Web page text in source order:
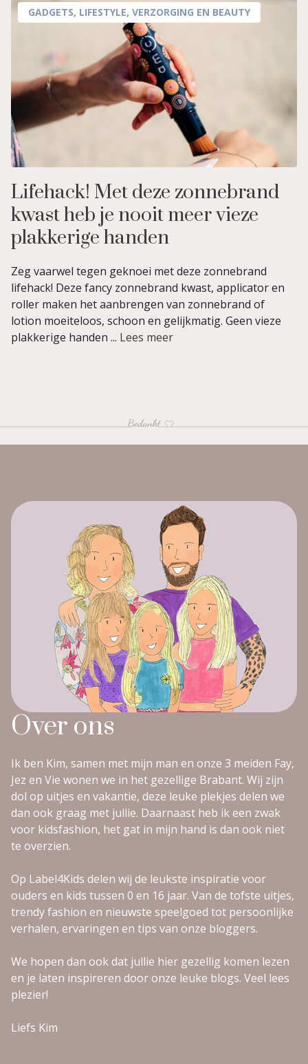
GADGETS, LIFESTYLE, VERZORGING EN BEAUTY
Lifehack! Met deze zonnebrand
kwast heb je nooit meer vieze
plakkerige handen
Zeg vaarwel tegen geknoei met deze zonnebrand
lifehack! Deze fancy zonnebrand kwast, applicator en
roller maken het aanbrengen van zonnebrand of
lotion moeiteloos, schoon en gelijkmatig. Geen vieze
plakkerige handen ... Lees meer
Over ons
Ik ben Kim, samen met mijn man en onze 3 meiden Fay,
Jez en Vie wonen we in het gezellige Brabant. Wij zijn
dol op uitjes en vakantie, deze leuke plekjes delen we
dan ook graag met jullie. Daarnaast heb ik een zwak
voor kidsfashion, het gat in mijn hand is dan ook niet
te overzien.
Op Label4Kids delen wij de leukste inspiratie voor
ouders en kids tussen 0 en 16 jaar. Van de tofste uitjes,
trendy fashion en nieuwste speelgoed tot persoonlijke
verhalen, ervaringen en tips van onze bloggers.
We hopen dan ook dat jullie hier gezellig komen lezen
en je laten inspireren door onze leuke blogs. Veel lees
plezier!
Liefs Kim